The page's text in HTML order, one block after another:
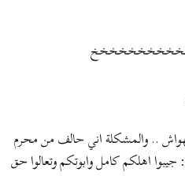
.. والمشكلة اني حالف من محرم
اللي طاف ماتهاوش مع يهال :argue: جيبوا اهلكم كامل وابوتكم وتعالوا حق